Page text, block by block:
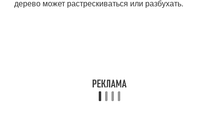
дерево может растрескиваться или разбухать.